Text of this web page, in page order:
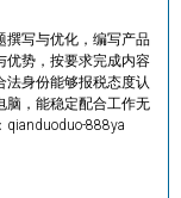
撰写与优化，编写产品
优势，按要求完成内容
法身份能够报税态度认
脑，能稳定配合工作无
qianduoduo-888ya